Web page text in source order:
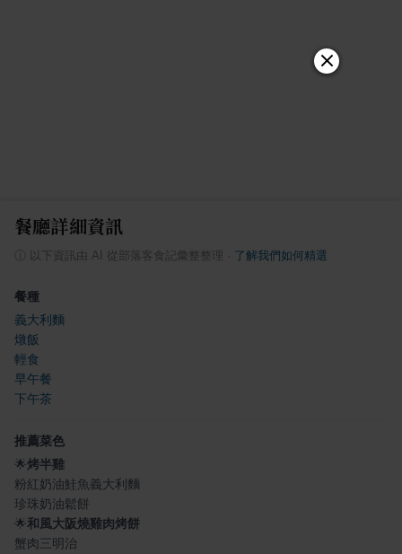
餐廳詳細資訊
ⓘ 以下資訊由 AI 從部落客食記彙整整理 了解我們如何精選
餐種
義大利麵
燉飯
輕食
早午餐
下午茶
推薦菜色
🌟烤半雞
粉紅奶油鮭魚義大利麵
珍珠奶油鬆餅
🌟和風大阪燒雞肉烤餅
蟹肉三明治